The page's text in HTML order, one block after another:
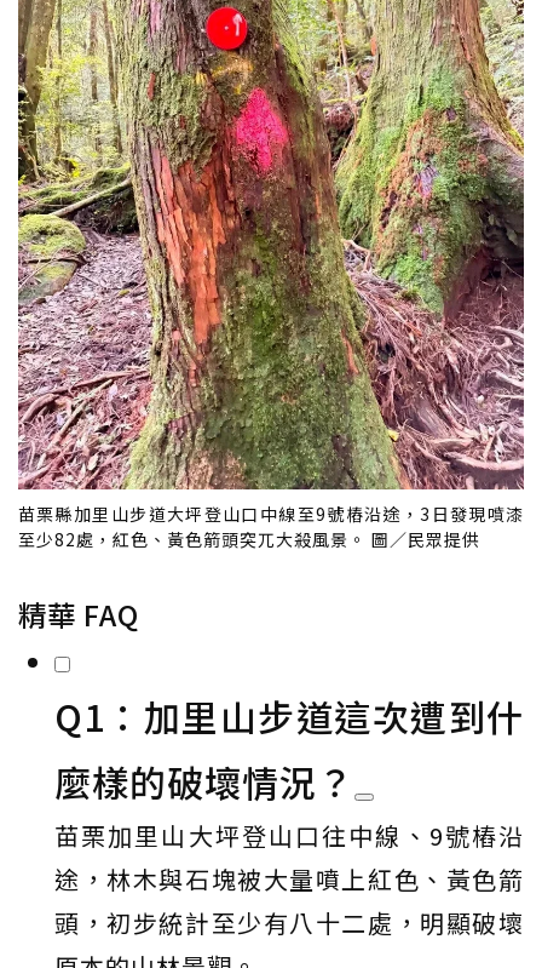
苗栗縣加里山步道大坪登山口中線至9號樁沿途，3日發現噴漆
至少82處，紅色、黃色箭頭突兀大殺風景。 圖／民眾提供
精華 FAQ
Q1：加里山步道這次遭到什
麼樣的破壞情況？
苗栗加里山大坪登山口往中線、9號樁沿
途，林木與石塊被大量噴上紅色、黃色箭
頭，初步統計至少有八十二處，明顯破壞